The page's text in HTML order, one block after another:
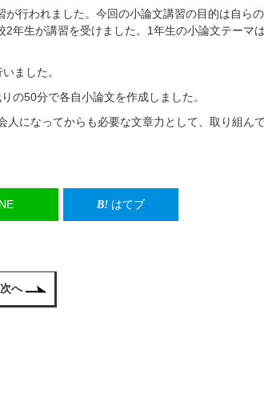
行われました。今回の小論文講習の目的は自ら
年生が講習を受けました。1年生の小論文テーマは
ました。
の50分で各自小論文を作成しました。
になってからも必要な文章力として、取り組ん
はてブ
次へ